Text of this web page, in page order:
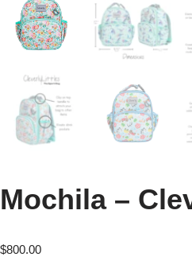
Mochila –
$800.00